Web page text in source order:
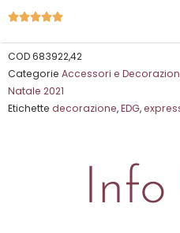
Valutazione
su
5
COD683922,42
Categorie Accessori e
Natale 2021
Etichette decorazione,EDG,